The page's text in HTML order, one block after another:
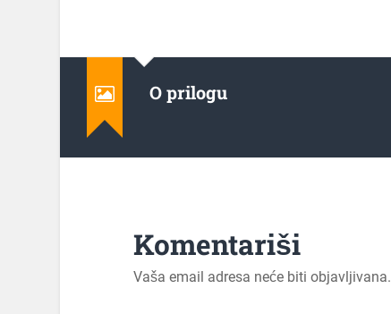
O prilogu
Komentariši
Vaša email adresa neće biti objavljivana.